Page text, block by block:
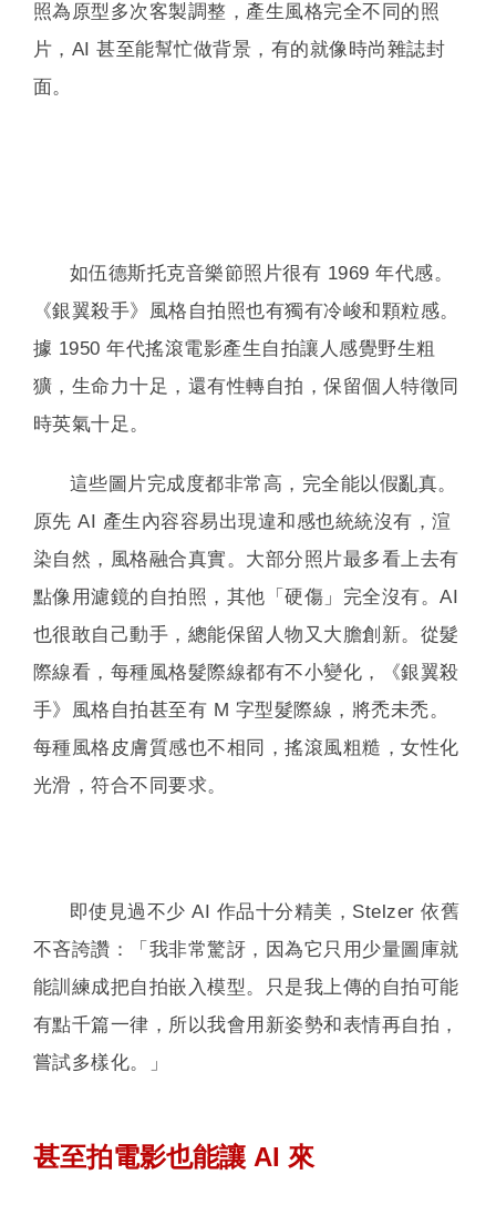
照為原型多次客製調整，產生風格完全不同的照
片，AI 甚至能幫忙做背景，有的就像時尚雜誌封
面。
如伍德斯托克音樂節照片很有 1969 年代感。
《銀翼殺手》風格自拍照也有獨有冷峻和顆粒感。
據 1950 年代搖滾電影產生自拍讓人感覺野生粗
獷，生命力十足，還有性轉自拍，保留個人特徵同
時英氣十足。
這些圖片完成度都非常高，完全能以假亂真。
原先 AI 產生內容容易出現違和感也統統沒有，渲
染自然，風格融合真實。大部分照片最多看上去有
點像用濾鏡的自拍照，其他「硬傷」完全沒有。AI
也很敢自己動手，總能保留人物又大膽創新。從髮
際線看，每種風格髮際線都有不小變化，《銀翼殺
手》風格自拍甚至有 M 字型髮際線，將禿未禿。
每種風格皮膚質感也不相同，搖滾風粗糙，女性化
光滑，符合不同要求。
即使見過不少 AI 作品十分精美，Stelzer 依舊
不吝誇讚：「我非常驚訝，因為它只用少量圖庫就
能訓練成把自拍嵌入模型。只是我上傳的自拍可能
有點千篇一律，所以我會用新姿勢和表情再自拍，
嘗試多樣化。」
甚至拍電影也能讓 AI 來